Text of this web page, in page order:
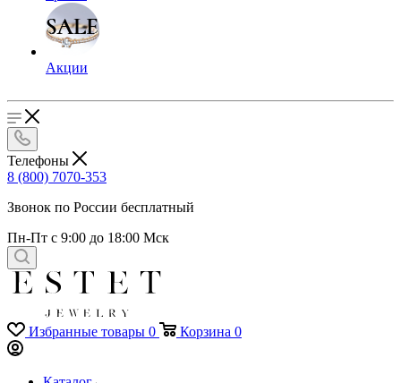
Акции
Телефоны
8 (800) 7070-353
Звонок по России бесплатный
Пн-Пт с 9:00 до 18:00 Мск
Избранные товары 0 Корзина 0